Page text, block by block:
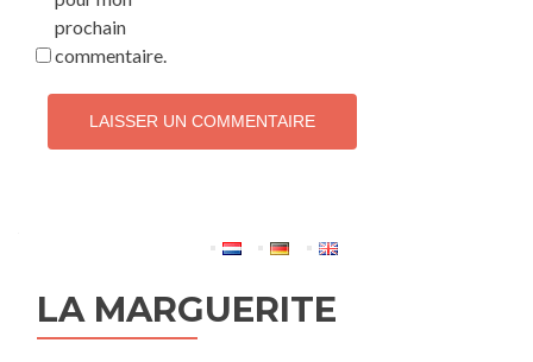
prochain
commentaire.
LA MARGUERITE